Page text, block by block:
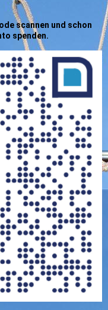
scannen und schon
spenden.